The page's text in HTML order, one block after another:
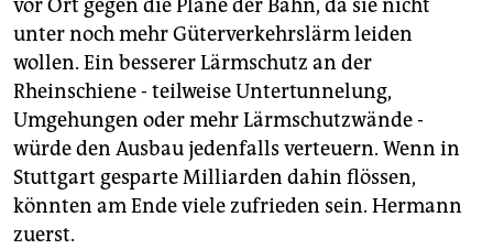
vor Ort gegen die Pläne der Bahn, da sie nicht
unter noch mehr Güterverkehrslärm leiden
wollen. Ein besserer Lärmschutz an der
Rheinschiene - teilweise Untertunnelung,
Umgehungen oder mehr Lärmschutzwände -
würde den Ausbau jedenfalls verteuern. Wenn in
Stuttgart gesparte Milliarden dahin flössen,
könnten am Ende viele zufrieden sein. Hermann
zuerst.